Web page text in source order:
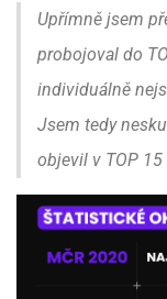
Upřímně jsem
probojoval do
individuálně
Jsem tedy
objevil v TOP